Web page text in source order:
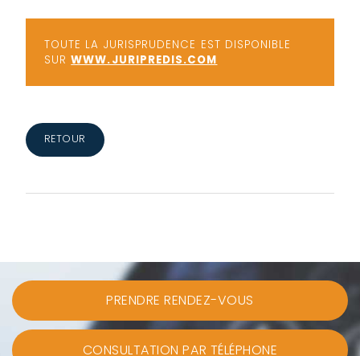
TOUTE LA JURISPRUDENCE EST DISPONIBLE
SURWWW.JURIPREDIS.COM
RETOUR
PRENDRE RENDEZ-VOUS
CONSULTATION PAR TÉLÉPHONE